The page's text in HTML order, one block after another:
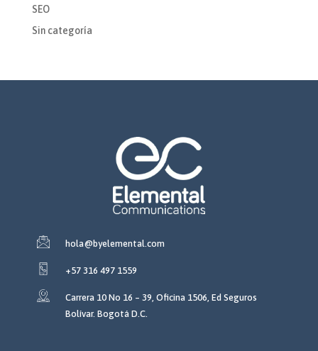
SEO
Sin categoría
hola@byelemental.com
+57 316 497 1559
Carrera 10 No 16 – 39, Oficina 1506, Ed Seguros
Bolívar. Bogotá D.C.